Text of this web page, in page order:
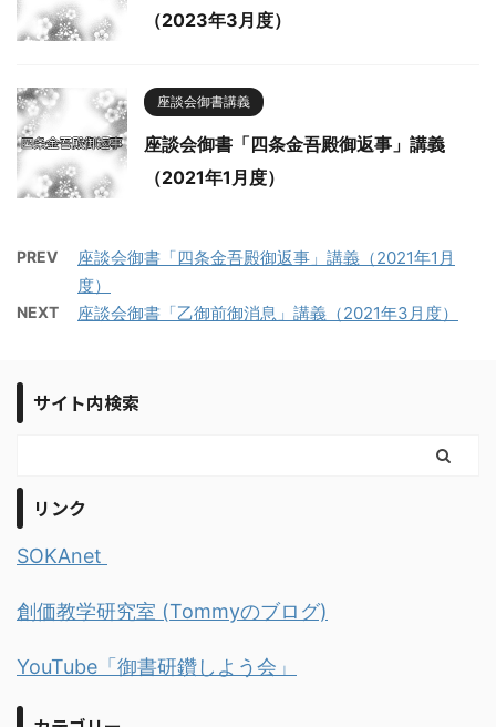
（2023年3月度）
座談会御書講義
座談会御書「四条金吾殿御返事」講義
（2021年1月度）
PREV
座談会御書「四条金吾殿御返事」講義（2021年1月
度）
NEXT 座談会御書「乙御前御消息」講義（2021年3月度）
サイト内検索
リンク
SOKAnet
創価教学研究室 (Tommyのブログ)
YouTube「御書研鑽しよう会」